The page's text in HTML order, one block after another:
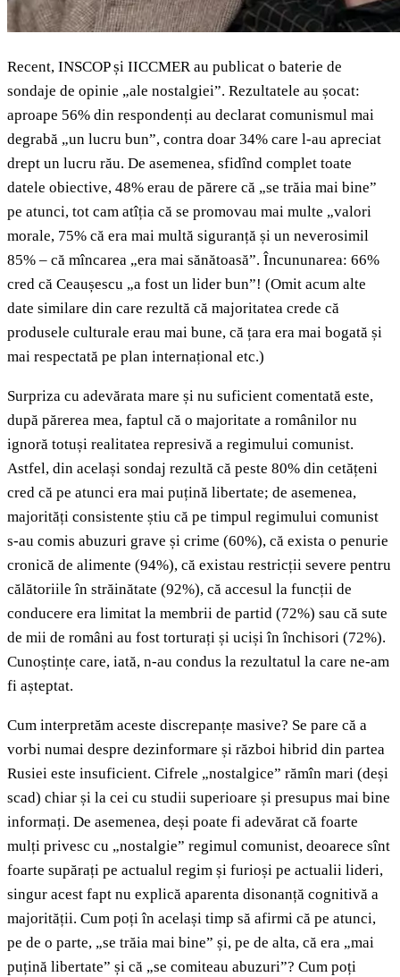
Recent, INSCOP și IICCMER au publicat o baterie de
sondaje de opinie „ale nostalgiei”. Rezultatele au șocat:
aproape 56% din respondenți au declarat comunismul mai
degrabă „un lucru bun”, contra doar 34% care l-au apreciat
drept un lucru rău. De asemenea, sfidînd complet toate
datele obiective, 48% erau de părere că „se trăia mai bine”
pe atunci, tot cam atîția că se promovau mai multe „valori
morale, 75% că era mai multă siguranță și un neverosimil
85% – că mîncarea „era mai sănătoasă”. Încununarea: 66%
cred că Ceaușescu „a fost un lider bun”! (Omit acum alte
date similare din care rezultă că majoritatea crede că
produsele culturale erau mai bune, că țara era mai bogată și
mai respectată pe plan internațional etc.)
Surpriza cu adevărata mare și nu suficient comentată este,
după părerea mea, faptul că o majoritate a românilor nu
ignoră totuși realitatea represivă a regimului comunist.
Astfel, din același sondaj rezultă că peste 80% din cetățeni
cred că pe atunci era mai puțină libertate; de asemenea,
majorități consistente știu că pe timpul regimului comunist
s-au comis abuzuri grave și crime (60%), că exista o penurie
cronică de alimente (94%), că existau restricții severe pentru
călătoriile în străinătate (92%), că accesul la funcții de
conducere era limitat la membrii de partid (72%) sau că sute
de mii de români au fost torturați și uciși în închisori (72%).
Cunoștințe care, iată, n-au condus la rezultatul la care ne-am
fi așteptat.
Cum interpretăm aceste discrepanțe masive? Se pare că a
vorbi numai despre dezinformare și război hibrid din partea
Rusiei este insuficient. Cifrele „nostalgice” rămîn mari (deși
scad) chiar și la cei cu studii superioare și presupus mai bine
informați. De asemenea, deși poate fi adevărat că foarte
mulți privesc cu „nostalgie” regimul comunist, deoarece sînt
foarte supărați pe actualul regim și furioși pe actualii lideri,
singur acest fapt nu explică aparenta disonanță cognitivă a
majorității. Cum poți în același timp să afirmi că pe atunci,
pe de o parte, „se trăia mai bine” și, pe de alta, că era „mai
puțină libertate” și că „se comiteau abuzuri”? Cum poți